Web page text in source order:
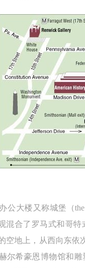
公大楼又称城堡（
混合了罗马式和哥
空地上，从西向东依
尔希豪恩博物馆和